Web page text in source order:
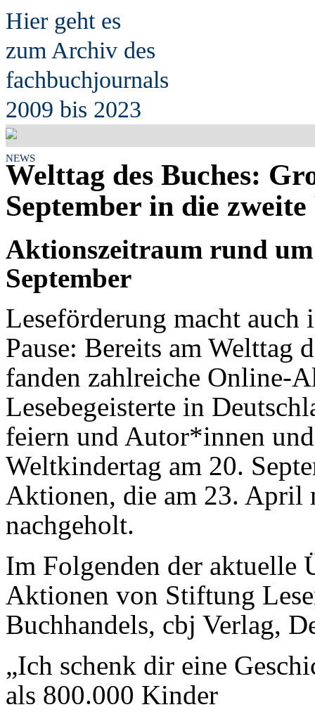
Hier geht es
zum Archiv des
fachbuchjournals
2009 bis 2023
NEWS
Welttag des Buches:
September in die zweite
Aktionszeitraum rund
September
Leseförderung macht
Pause: Bereits am Welttag
fanden zahlreiche Online-
Lesebegeisterte in
feiern und Autor*innen
Weltkindertag am 20.
Aktionen, die am 23. April
nachgeholt.
Im Folgenden der aktuelle
Aktionen von Stiftung
Buchhandels, cbj Verlag,
„Ich schenk dir eine
als 800.000 Kinder